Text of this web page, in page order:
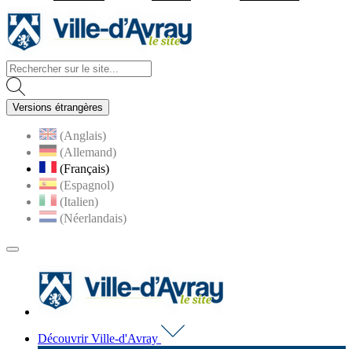
Versions étrangères
(Anglais)
(Allemand)
(Français)
(Espagnol)
(Italien)
(Néerlandais)
MENU
Découvrir Ville-d'Avray